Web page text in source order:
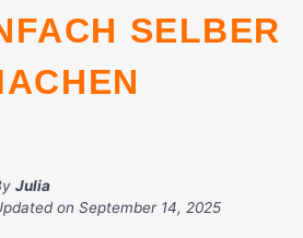
SELBER
Julia
on September 14, 2025